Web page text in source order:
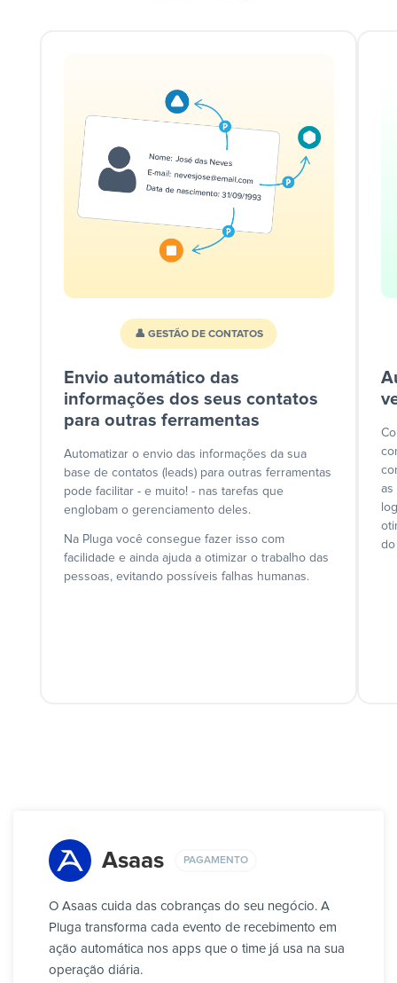
👤 GESTÃO DE CONTATOS
Envio automático das
informações dos seus contatos
para outras ferramentas
Automatizar o envio das informações da sua
base de contatos (leads) para outras ferramentas
pode facilitar - e muito! - nas tarefas que
englobam o gerenciamento deles.
Na Pluga você consegue fazer isso com
facilidade e ainda ajuda a otimizar o trabalho das
pessoas, evitando possíveis falhas humanas.
as
do
Asaas PAGAMENTO
O Asaas cuida das cobranças do seu negócio. A
Pluga transforma cada evento de recebimento em
ação automática nos apps que o time já usa na sua
operação diária.